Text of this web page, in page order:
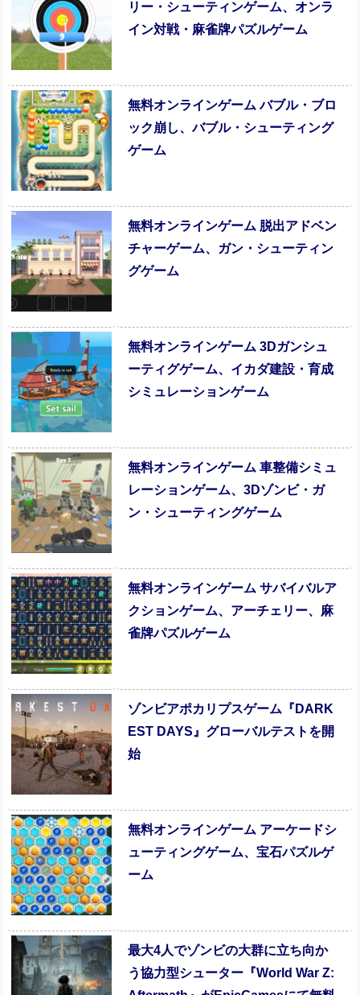
リー・シューティンゲーム、オンラ
イン対戦・麻雀牌パズルゲーム
無料オンラインゲーム バブル・ブロ
ック崩し、バブル・シューティング
ゲーム
無料オンラインゲーム 脱出アドベン
チャーゲーム、ガン・シューティン
グゲーム
無料オンラインゲーム 3Dガンシュ
ーティグゲーム、イカダ建設・育成
シミュレーションゲーム
無料オンラインゲーム 車整備シミュ
レーションゲーム、3Dゾンビ・ガ
ン・シューティングゲーム
無料オンラインゲーム サバイバルア
クションゲーム、アーチェリー、麻
雀牌パズルゲーム
ゾンビアポカリプスゲーム『DARK
EST DAYS』グローバルテストを開
始
無料オンラインゲーム アーケードシ
ューティングゲーム、宝石パズルゲ
ーム
最大4人でゾンビの大群に立ち向か
う協力型シューター『World War Z: